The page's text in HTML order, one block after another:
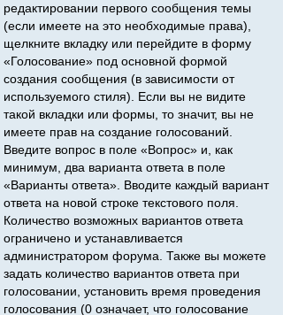
редактировании первого сообщения темы
(если имеете на это необходимые права),
щелкните вкладку или перейдите в форму
«Голосование» под основной формой
создания сообщения (в зависимости от
используемого стиля). Если вы не видите
такой вкладки или формы, то значит, вы не
имеете прав на создание голосований.
Введите вопрос в поле «Вопрос» и, как
минимум, два варианта ответа в поле
«Варианты ответа». Вводите каждый вариант
ответа на новой строке текстового поля.
Количество возможных вариантов ответа
ограничено и устанавливается
администратором форума. Также вы можете
задать количество вариантов ответа при
голосовании, установить время проведения
голосования (0 означает, что голосование